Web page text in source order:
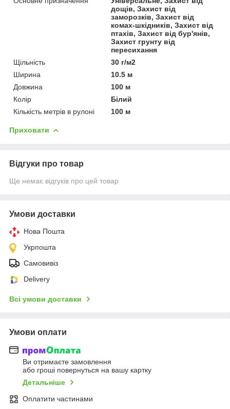
дощів, Захист від
заморозків, Захист від
комах-шкідників, Захист від
птахів, Захист від бур'янів,
Захист грунту від
пересихання
Щільність
30 г/м2
Ширина
10.5 м
Довжина
100 м
Колір
Білий
Кількість метрів в рулоні
100 м
Приховати
Відгуки про товар
Ще немає відгуків про цей товар
Умови доставки
Нова Пошта
Укрпошта
Самовивіз
Delivery
Всі умови доставки
Умови оплати
Ви отримаєте замовлення
або гроші повернуться на вашу картку
Детальніше
Оплатити частинами